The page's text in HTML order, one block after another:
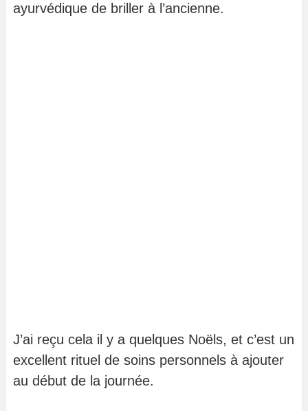
ayurvédique de briller à l’ancienne.
J’ai reçu cela il y a quelques Noëls, et c’est un
excellent rituel de soins personnels à ajouter
au début de la journée.